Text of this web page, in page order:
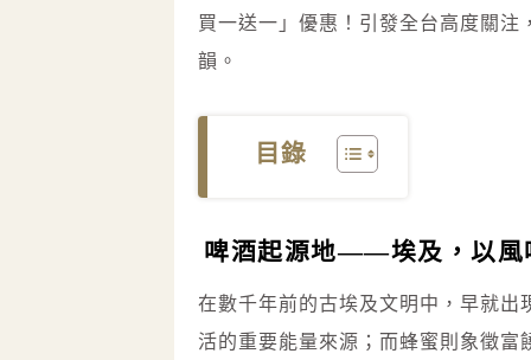
買一送一」優惠！引發全台高度關
韻。
目錄
啤酒起源地——埃及，以風
在數千年前的古埃及文明中，早就
活的重要能量來源；而蜂蜜則象徵